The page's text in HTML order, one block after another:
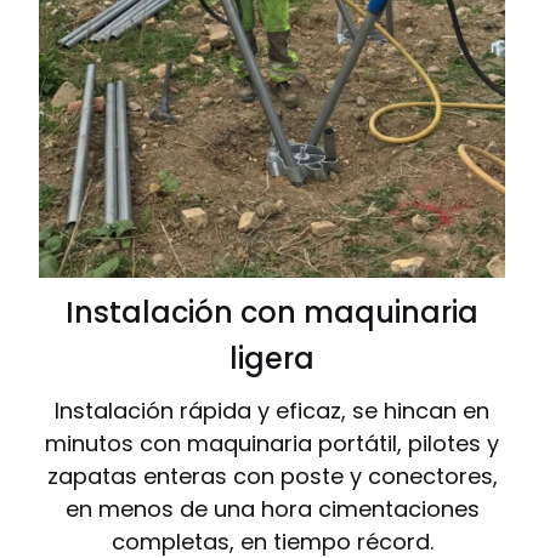
Instalación con maquinaria
ligera
Instalación rápida y eficaz, se hincan en
minutos con maquinaria portátil, pilotes y
zapatas enteras con poste y conectores,
en menos de una hora cimentaciones
completas, en tiempo récord.